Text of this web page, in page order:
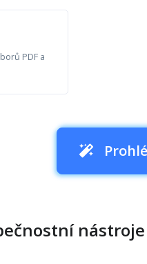
PDF a
nástroje